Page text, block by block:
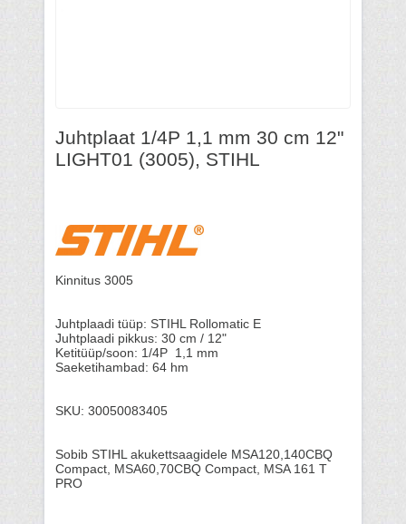
Juhtplaat 1/4P 1,1 mm 30 cm 12"
LIGHT01 (3005), STIHL
Kinnitus 3005
Juhtplaadi tüüp: STIHL Rollomatic E
Juhtplaadi pikkus: 30 cm / 12"
Ketitüüp/soon: 1/4P 1,1 mm
Saeketihambad: 64 hm
SKU: 30050083405
Sobib STIHL akukettsaagidele MSA120,140CBQ
Compact, MSA60,70CBQ Compact, MSA 161 T
PRO